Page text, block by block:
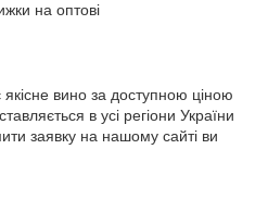
на оптові
вино за доступною ціною
в усі регіони України
заявку на нашому сайті ви